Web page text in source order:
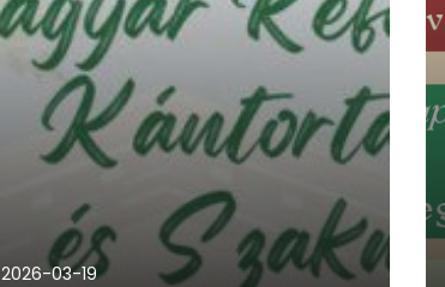
2026-03-19